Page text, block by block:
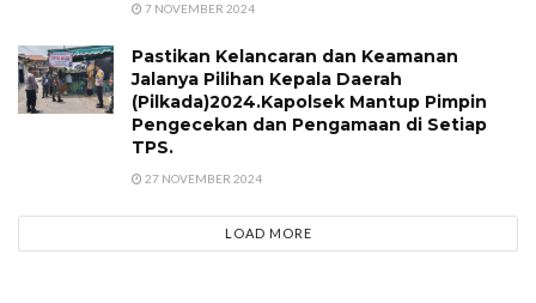
7 NOVEMBER 2024
Pastikan Kelancaran dan Keamanan
Jalanya Pilihan Kepala Daerah
(Pilkada)2024.Kapolsek Mantup Pimpin
Pengecekan dan Pengamaan di Setiap
TPS.
27 NOVEMBER 2024
LOAD MORE